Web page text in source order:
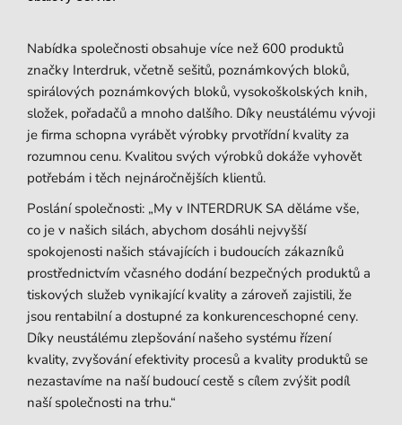
Nabídka společnosti obsahuje více než 600 produktů
značky Interdruk, včetně sešitů, poznámkových bloků,
spirálových poznámkových bloků, vysokoškolských knih,
složek, pořadačů a mnoho dalšího. Díky neustálému vývoji
je firma schopna vyrábět výrobky prvotřídní kvality za
rozumnou cenu. Kvalitou svých výrobků dokáže vyhovět
potřebám i těch nejnáročnějších klientů.
Poslání společnosti: „My v INTERDRUK SA děláme vše,
co je v našich silách, abychom dosáhli nejvyšší
spokojenosti našich stávajících i budoucích zákazníků
prostřednictvím včasného dodání bezpečných produktů a
tiskových služeb vynikající kvality a zároveň zajistili, že
jsou rentabilní a dostupné za konkurenceschopné ceny.
Díky neustálému zlepšování našeho systému řízení
kvality, zvyšování efektivity procesů a kvality produktů se
nezastavíme na naší budoucí cestě s cílem zvýšit podíl
naší společnosti na trhu.“